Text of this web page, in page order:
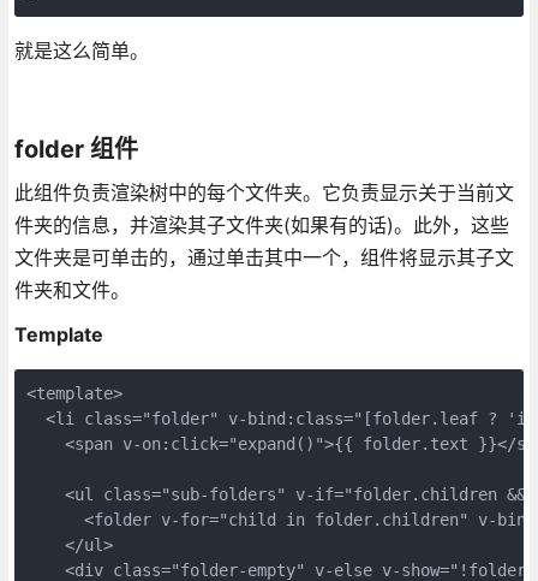
就是这么简单。
folder 组件
此组件负责渲染树中的每个文件夹。它负责显示关于当前文
件夹的信息，并渲染其子文件夹(如果有的话)。此外，这些
文件夹是可单击的，通过单击其中一个，组件将显示其子文
件夹和文件。
Template
<template>
<li class="folder" v-bind:class="[folder.leaf ?
<span v-on:click="expand()">{{ folder.text }}</
<ul class="sub-folders" v-if="folder.children
<folder v-for="child in folder.children" v-
    </ul>
<div class="folder-empty" v-else v-